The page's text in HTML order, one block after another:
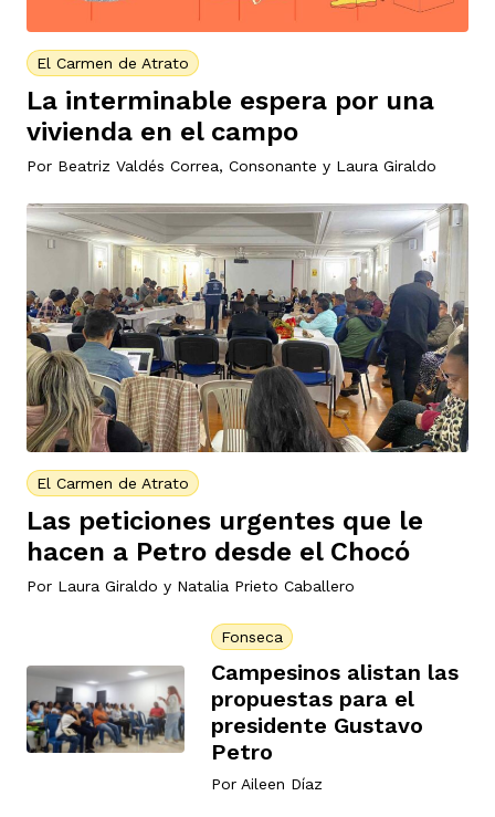
El Carmen de Atrato
La interminable espera por una
vivienda en el campo
Por Beatriz Valdés Correa, Consonante y Laura Giraldo
El Carmen de Atrato
Las peticiones urgentes que le
hacen a Petro desde el Chocó
Por Laura Giraldo y Natalia Prieto Caballero
Fonseca
Campesinos alistan las
propuestas para el
presidente Gustavo
Petro
Por Aileen Díaz